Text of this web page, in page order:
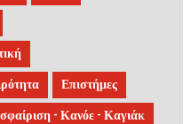
Επιστήμες
- Κανόε - Καγιάκ